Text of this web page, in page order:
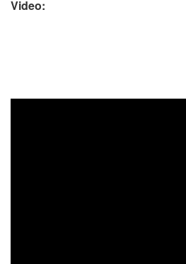
Video: